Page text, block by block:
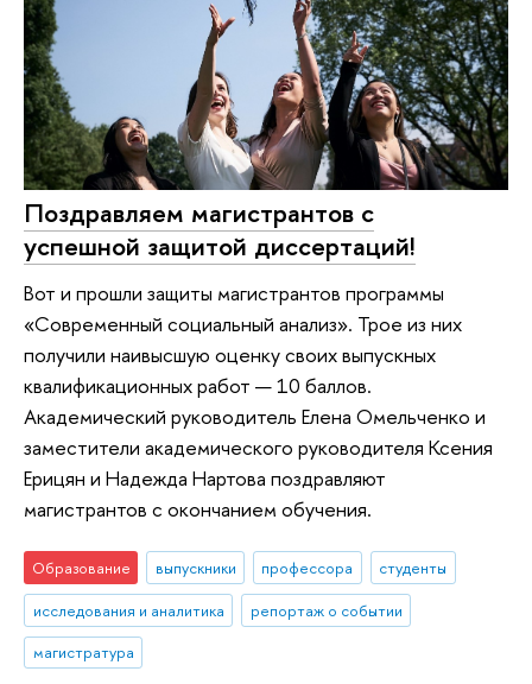
Поздравляем магистрантов с
успешной защитой диссертаций!
Вот и прошли защиты магистрантов программы
«Современный социальный анализ». Трое из них
получили наивысшую оценку своих выпускных
квалификационных работ — 10 баллов.
Академический руководитель Елена Омельченко и
заместители академического руководителя Ксения
Ерицян и Надежда Нартова поздравляют
магистрантов с окончанием обучения.
Образование выпускники профессора
студенты
исследования и аналитика
репортаж о событии
магистратура